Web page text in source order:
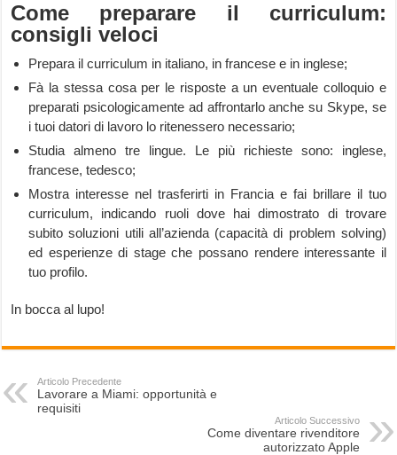
Come preparare il curriculum:
consigli veloci
Prepara il curriculum in italiano, in francese e in inglese;
Fà la stessa cosa per le risposte a un eventuale colloquio e
preparati psicologicamente ad affrontarlo anche su Skype, se
i tuoi datori di lavoro lo ritenessero necessario;
Studia almeno tre lingue. Le più richieste sono: inglese,
francese, tedesco;
Mostra interesse nel trasferirti in Francia e fai brillare il tuo
curriculum, indicando ruoli dove hai dimostrato di trovare
subito soluzioni utili all’azienda (capacità di problem solving)
ed esperienze di stage che possano rendere interessante il
tuo profilo.
In bocca al lupo!
Articolo Precedente
Lavorare a Miami: opportunità e
requisiti
Articolo Successivo
Come diventare rivenditore
autorizzato Apple